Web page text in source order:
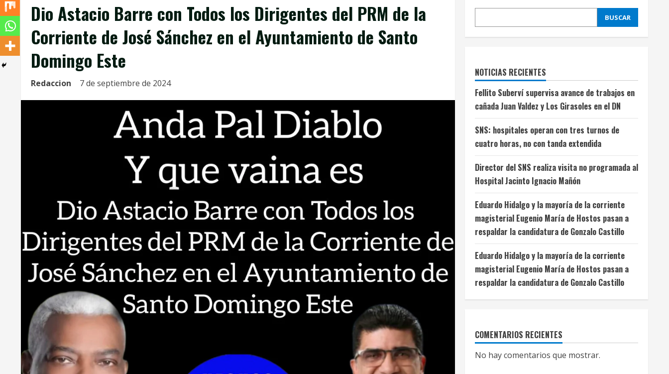
Dio Astacio Barre con Todos los Dirigentes del PRM de la
Corriente de José Sánchez en el Ayuntamiento de Santo
Domingo Este
Redaccion 7 de septiembre de 2024
BUSCAR
NOTICIAS RECIENTES
Fellito Suberví supervisa avance de trabajos en
cañada Juan Valdez y Los Girasoles en el DN
SNS: hospitales operan con tres turnos de
cuatro horas, no con tanda extendida
Director del SNS realiza visita no programada al
Hospital Jacinto Ignacio Mañón
Eduardo Hidalgo y la mayoría de la corriente
magisterial Eugenio María de Hostos pasan a
respaldar la candidatura de Gonzalo Castillo
Eduardo Hidalgo y la mayoría de la corriente
magisterial Eugenio María de Hostos pasan a
respaldar la candidatura de Gonzalo Castillo
COMENTARIOS RECIENTES
No hay comentarios que mostrar.